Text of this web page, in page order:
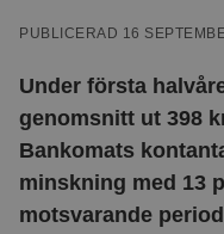
PUBLICERAD 16
Under första
genomsnitt ut 398
Bankomats
minskning med 13
motsvarande